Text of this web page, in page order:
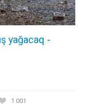
yağacaq -
1 001